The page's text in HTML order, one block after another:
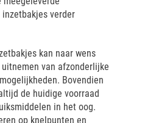
verder
kan naar wens
van afzonderlijke
Bovendien
de huidige voorraad
in het oog.
op knelpunten en